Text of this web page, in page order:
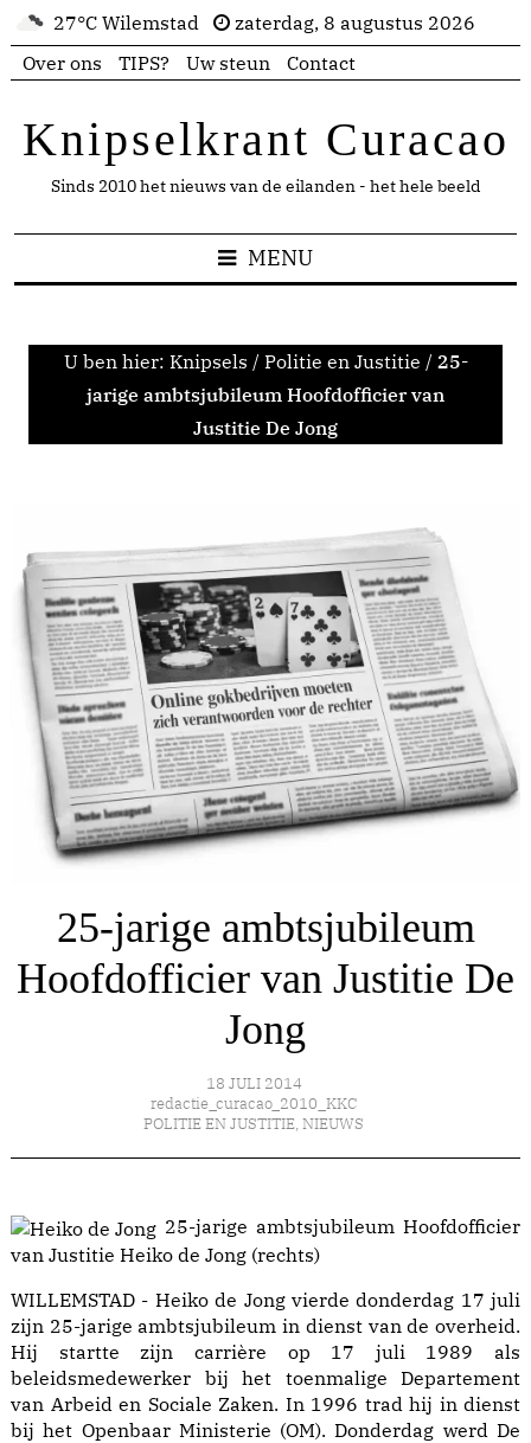
27°C Wilemstad
zaterdag, 8 augustus 2026
Over ons
TIPS? Uw steun Contact
Knipselkrant Curacao
Sinds 2010 het nieuws van de eilanden - het hele beeld
MENU
U ben hier: Knipsels / Politie en Justitie / 25-
jarige ambtsjubileum Hoofdofficier van
Justitie De Jong
25-jarige ambtsjubileum
Hoofdofficier van Justitie De
Jong
18 JULI 2014
redactie_curacao_2010_KKC
POLITIE EN JUSTITIE, NIEUWS
25-jarige ambtsjubileum Hoofdofficier
van Justitie Heiko de Jong (rechts)
WILLEMSTAD - Heiko de Jong vierde donderdag 17 juli
zijn 25-jarige ambtsjubileum in dienst van de overheid.
Hij startte zijn carrière op 17 juli 1989 als
beleidsmedewerker bij het toenmalige Departement
van Arbeid en Sociale Zaken. In 1996 trad hij in dienst
bij het Openbaar Ministerie (OM). Donderdag werd De